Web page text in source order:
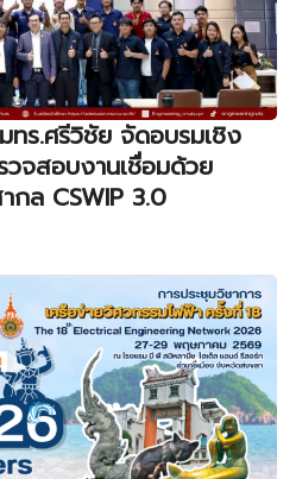
ร.ศรีวิชัย จัดอบรมเชิง
จสอบงานเชื่อมด้วย
กล CSWIP 3.0